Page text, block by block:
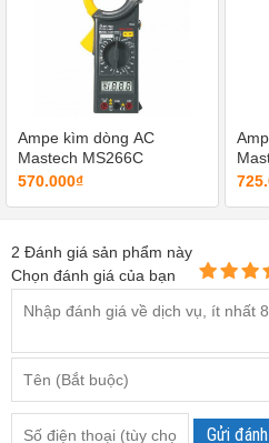
Ampe kìm Mastech MS2009A
Mastech MS2009A có khả
thể sử dụng máy để đo dòng
AC/DC tối đa 600V, đo điện
này còn có thêm chức năng
Ampe kìm dòng AC
Mastech MS266C
570.000₫
2 Đánh giá sản phẩm này
Chọn đánh giá của bạn
Gửi